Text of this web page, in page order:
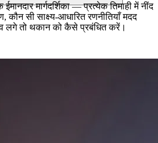
मार्गदर्शिका — प्रत्येक तिमाही में नींद
सी साक्ष्य-आधारित रणनीतियाँ मदद
तो थकान को कैसे प्रबंधित करें।